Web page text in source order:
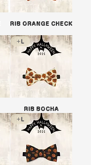
RIB ORANGE CHECK
+L
RIB BOCHA
+L